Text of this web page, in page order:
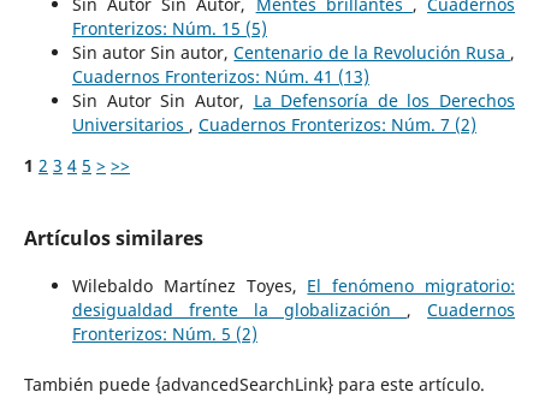
Fronterizos: Núm. 15 (5)
Sin autor Sin autor,Centenario de la Revolución Rusa ,
Cuadernos Fronterizos: Núm. 41 (13)
Sin Autor Sin Autor, La Defensoría de los Derechos
Universitarios , Cuadernos Fronterizos: Núm. 7 (2)
1 2 3 4 5 > >>
Artículos similares
Wilebaldo Martínez Toyes, El fenómeno migratorio:
desigualdad frente la globalización ,Cuadernos
Fronterizos: Núm. 5 (2)
También puede {advancedSearchLink} para este artículo.